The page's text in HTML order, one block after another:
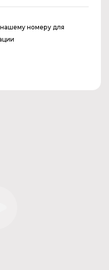
номеру для